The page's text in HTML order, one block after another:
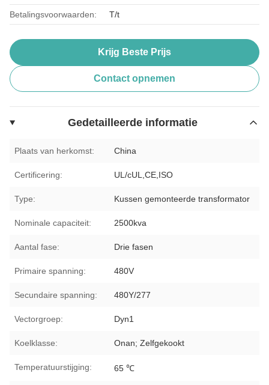
Betalingsvoorwaarden: T/t
Krijg Beste Prijs
Contact opnemen
Gedetailleerde informatie
Plaats van herkomst: China
Certificering: UL/cUL,CE,ISO
Type: Kussen gemonteerde transformator
Nominale capaciteit: 2500kva
Aantal fase: Drie fasen
Primaire spanning: 480V
Secundaire spanning: 480Y/277
Vectorgroep: Dyn1
Koelklasse: Onan; Zelfgekookt
Temperatuurstijging: 65 ℃